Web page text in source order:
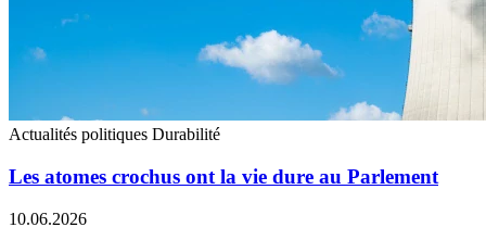
Actualités politiques Durabilité
Les atomes crochus ont la vie dure au Parlement
10.06.2026